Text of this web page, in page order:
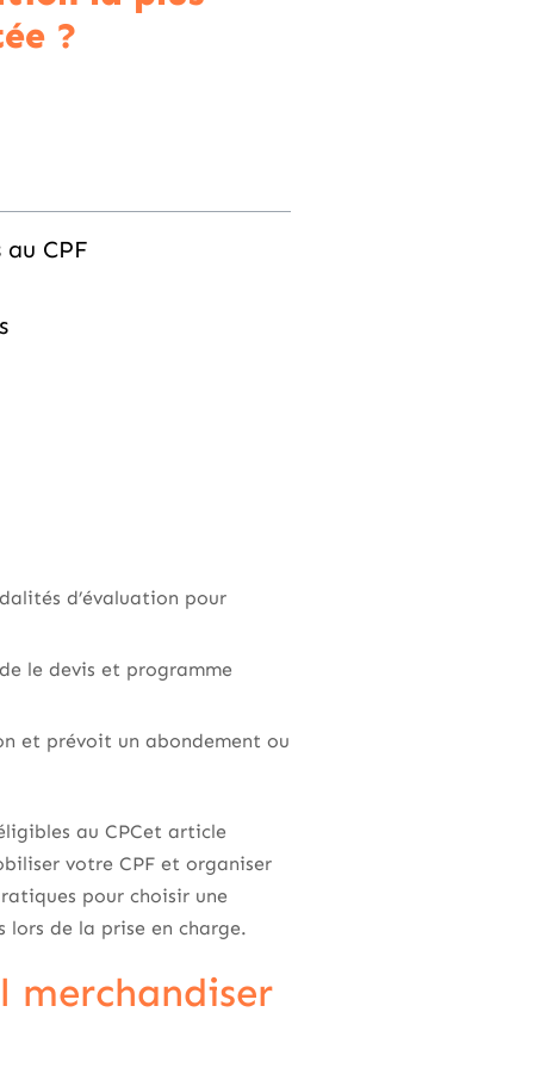
?
CPF
d’évaluation pour
le devis et programme
et prévoit un abondement ou
au CPCet article
votre CPF et organiser
pour choisir une
de la prise en charge.
merchandiser